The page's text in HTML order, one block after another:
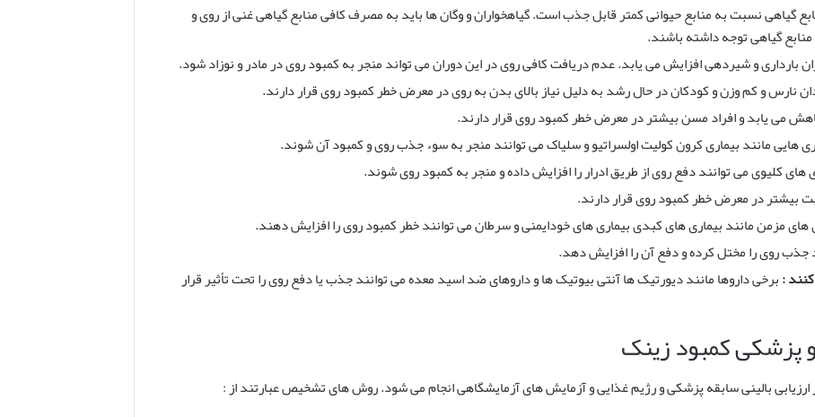
گیاهی نسبت به منابع حیوانی کمتر قابل جذب است. گیاهخواران و وگان ها باید به مصرف کافی منابع گیاهی غنی از روی و
گیاهی توجه داشته باشند.
بارداری و شیردهی افزایش می یابد. عدم دریافت کافی روی در این دوران می تواند منجر به کمبود روی در مادر و نوزاد شود.
نارس و کم وزن و کودکان در حال رشد به دلیل نیاز بالای بدن به روی در معرض خطر کمبود روی قرار دارند.
می یابد و افراد مسن بیشتر در معرض خطر کمبود روی قرار دارند.
هایی مانند بیماری کرون کولیت اولسراتیو و سلیاک می توانند منجر به سوء جذب روی و کمبود آن شوند.
های کلیوی می توانند دفع روی از طریق ادرار را افزایش داده و منجر به کمبود روی شوند.
بیشتر در معرض خطر کمبود روی قرار دارند.
های مزمن مانند بیماری های کبدی بیماری های خودایمنی و سرطان می توانند خطر کمبود روی را افزایش دهند.
روی را مختل کرده و دفع آن را افزایش دهد.
:برخی داروها مانند دیورتیک ها آنتی بیوتیک ها و داروهای ضد اسید معده می توانند جذب یا دفع روی را تحت تأثیر قرار
کمبود زینک
بالینی سابقه پزشکی و رژیم غذایی و آزمایش های آزمایشگاهی انجام می شود. روش های تشخیص عبارتند از :